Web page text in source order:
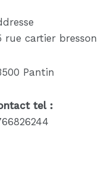
rue cartier bresson
Pantin
tel :